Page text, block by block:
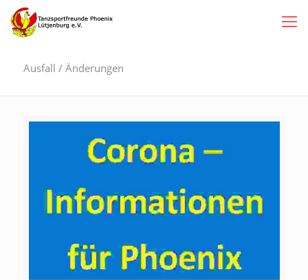
Ausfall / Änderungen